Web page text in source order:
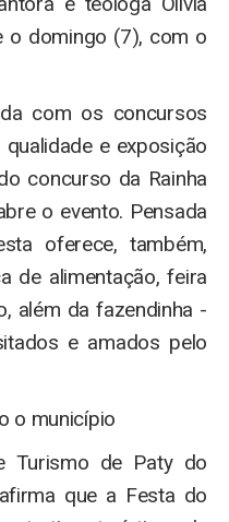
o domingo (7), com o
com os concursos
e exposição
concurso da Rainha
o evento. Pensada
oferece, também,
de alimentação, feira
além da fazendinha -
e amados pelo
o município
Turismo de Paty do
que a Festa do